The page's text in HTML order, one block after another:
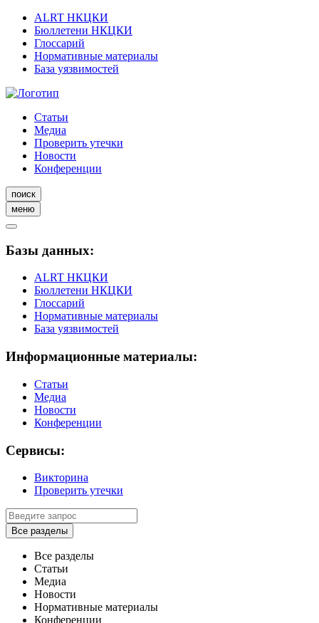
ALRT НКЦКИ
Бюллетени НКЦКИ
Глоссарий
Нормативные материалы
База уязвимостей
Статьи
Медиа
Проверить утечки
Новости
Конференции
поиск
меню
Базы данных:
ALRT НКЦКИ
Бюллетени НКЦКИ
Глоссарий
Нормативные материалы
База уязвимостей
Информационные материалы:
Статьи
Медиа
Новости
Конференции
Сервисы:
Викторина
Проверить утечки
Все разделы
Все разделы
Статьи
Медиа
Новости
Нормативные материалы
Конференции